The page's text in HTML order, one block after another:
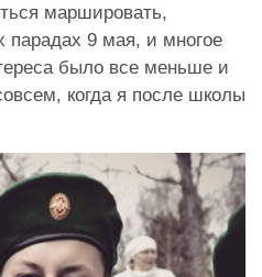
маршировать,
парадах 9 мая, и многое
было все меньше и
когда я после школы